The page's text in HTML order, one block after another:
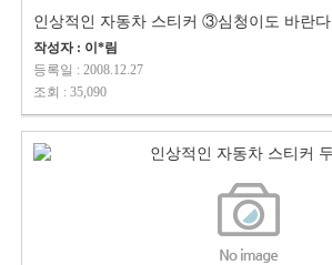
인상적인 자동차 스티커 ③심청이도 바란다
작성자 : 이*림
등록일 : 2008.12.27
조회 : 35,090